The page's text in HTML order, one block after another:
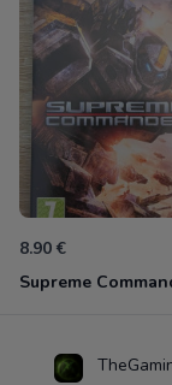
8.90 €